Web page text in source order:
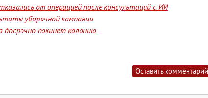
от операцией после консультаций с ИИ
уборочной кампании
досрочно покинет колонию
Оставить комментарий